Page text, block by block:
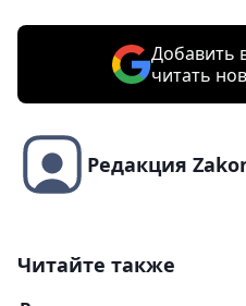
Добавить
читать
Редакция
Читайте также